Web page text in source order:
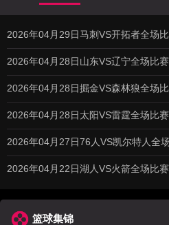
2026年04月29日马刺VS开拓者全场
2026年04月28日山东VS辽宁全场比
2026年04月28日掘金VS森林狼全场
2026年04月28日太阳VS雷霆全场比
2026年04月27日76人VS凯尔特人全
2026年04月22日湖人VS火箭全场比
篮球集锦